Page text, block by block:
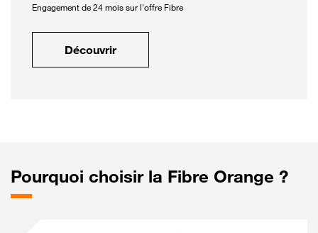
Engagement de 24 mois sur l'offre Fibre
Découvrir
Pourquoi choisir la Fibre Orange ?